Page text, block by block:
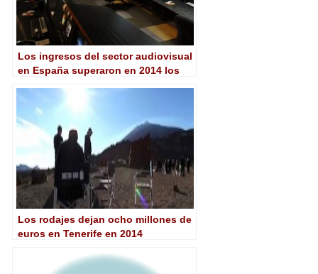
Los ingresos del sector audiovisual
en España superaron en 2014 los
Los rodajes dejan ocho millones de
euros en Tenerife en 2014